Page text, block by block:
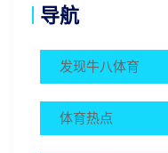
导航
发现⽜⼋体育
体育热点